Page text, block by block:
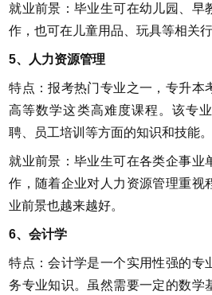
就业前景：毕业生可在幼儿园、早
作，也可在儿童用品、玩具等相关行
5、人力资源管理
特点：报考热门专业之一，专升本
高等数学这类高难度课程。该专
聘、员工培训等方面的知识和技能。
就业前景：毕业生可在各类企事业
作，随着企业对人力资源管理重视
业前景也越来越好。
6、会计学
特点：会计学是一个实用性强的专
务专业知识。虽然需要一定的数学